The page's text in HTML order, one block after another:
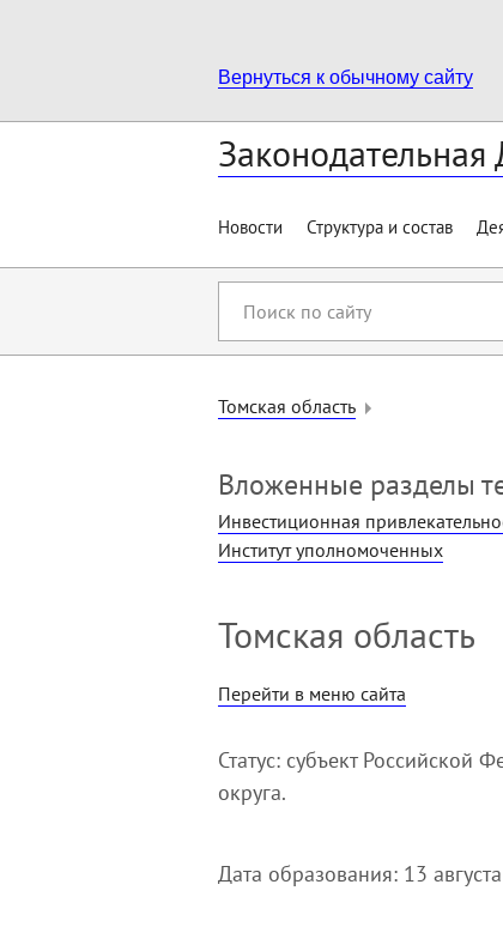
Вернуться к обычному сайту
Новости Структура и состав
сайту
Томская область
Вложенные разделы
Инвестиционная
Институт уполномоченных
Томская область
Перейти в меню сайта
Статус: субъект Российской
округа.
Дата образования: 13